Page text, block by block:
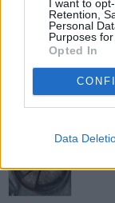
I want to
Retention,
Personal
Purposes
Opted In
Data
Leicht
Leicht